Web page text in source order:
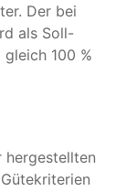
Der bei
als Soll-
100 %
hergestellten